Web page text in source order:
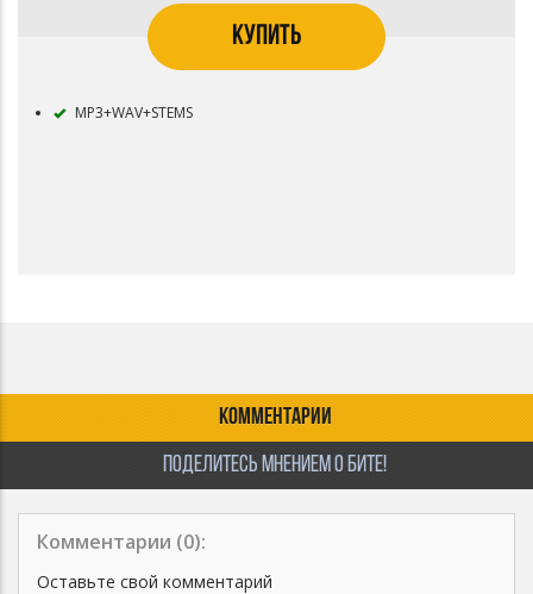
КУПИТЬ
MP3+WAV+STEMS
КОММЕНТАРИИ
ПОДЕЛИТЕСЬ МНЕНИЕМ О БИТЕ!
Комментарии (0):
Оставьте свой комментарий